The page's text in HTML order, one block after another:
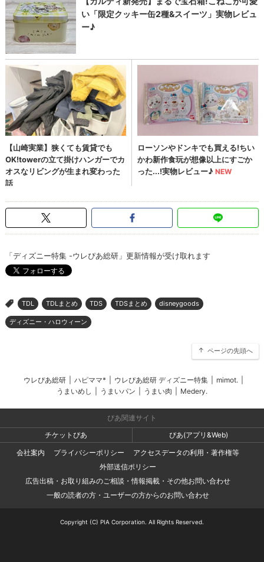
「ディズニー特集 -ウレぴあ総研」更新情報が受け取れます
> TDL TDLまとめ TDS TDSまとめ disneygoods
ディズニー・ハロウィーン
ページの先頭へ
ウレぴあ総研 ハピママ* ウレぴあ総研 ディズニー特集 mimot.
うまいめし
うまいパン うまい肉 Medery.
ぴあ関連サイト
チケットぴあ
ぴあ(アプリ&Web)
会社案内
プライバシーポリシー
アクセスデータの利用・著作権等
外部送信ポリシー
広告出稿・お取り組みのご相談・情報掲載・その他お問い合わせ
一般の読者の方・ユーザーの方からのお問い合わせ
Copyright (C) PIA Corporation. All Rights Reserved.